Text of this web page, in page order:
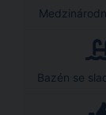
Bazén se